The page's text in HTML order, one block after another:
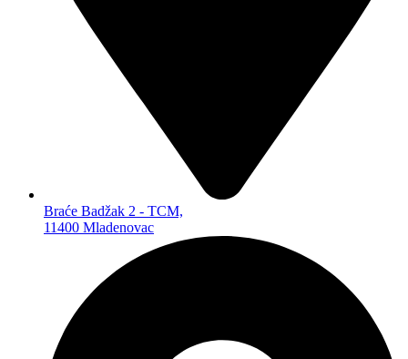
ZA SLUŠNE APARATE
ZA FIKSNE TELEFONE
POWERBANKOVI
PUNJAČI BATERIJA
KUĆNA RASVETA
LAMPE
REFLEKTORI
SIJALICE
BATERISKE LAMPE
PEGLE
Braće Badžak 2 - TCM,
11400 Mladenovac